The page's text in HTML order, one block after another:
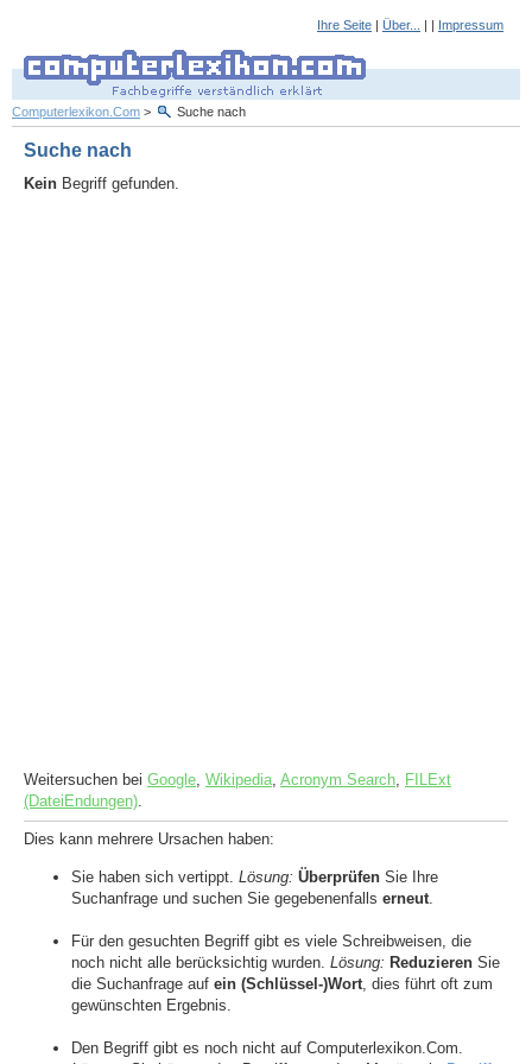
Ihre Seite | Über... | | Impressum
Computerlexikon.Com > Suche nach
Suche nach
Kein Begriff gefunden.
Weitersuchen bei Google, Wikipedia, Acronym Search, FILExt
(DateiEndungen).
Dies kann mehrere Ursachen haben:
Sie haben sich vertippt. Lösung: Überprüfen Sie Ihre
Suchanfrage und suchen Sie gegebenenfalls erneut
Für den gesuchten Begriff gibt es viele Schreibweisen, die
noch nicht alle berücksichtig wurden. Lösung: Reduzieren Sie
die Suchanfrage auf ein (Schlüssel-)Wort , dies führt oft zum
gewünschten Ergebnis.
Den Begriff gibt es noch nicht auf Computerlexikon.Com.